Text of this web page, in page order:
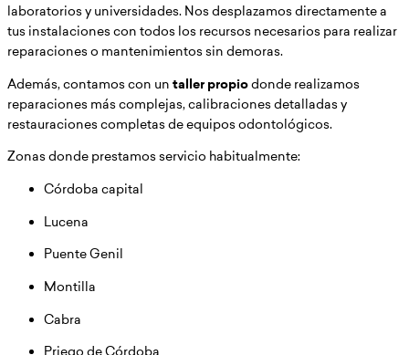
laboratorios y universidades. Nos desplazamos directamente a
tus instalaciones con todos los recursos necesarios para realizar
reparaciones o mantenimientos sin demoras.
Además, contamos con un taller propiodonde realizamos
reparaciones más complejas, calibraciones detalladas y
restauraciones completas de equipos odontológicos.
Zonas donde prestamos servicio habitualmente:
Córdoba capital
Lucena
Puente Genil
Montilla
Cabra
Priego de Córdoba